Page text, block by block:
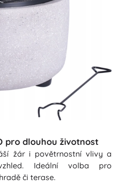
pro dlouhou životnost
žár i povětrnostní vlivy a
Ideální volba pro
či terase.